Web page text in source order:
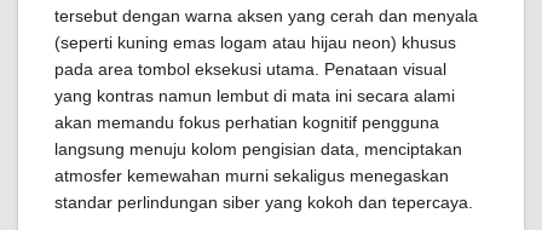
tersebut dengan warna aksen yang cerah dan menyala
(seperti kuning emas logam atau hijau neon) khusus
pada area tombol eksekusi utama. Penataan visual
yang kontras namun lembut di mata ini secara alami
akan memandu fokus perhatian kognitif pengguna
langsung menuju kolom pengisian data, menciptakan
atmosfer kemewahan murni sekaligus menegaskan
standar perlindungan siber yang kokoh dan tepercaya.